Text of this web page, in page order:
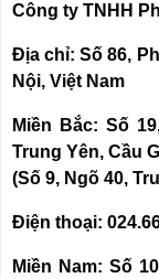
Công ty TNHH
Địa chỉ: Số 86,
Nội, Việt Nam
Miền Bắc: Số
Trung Yên, Cầu
(Số 9, Ngõ 40,
Điện thoại:
Miền Nam: Số